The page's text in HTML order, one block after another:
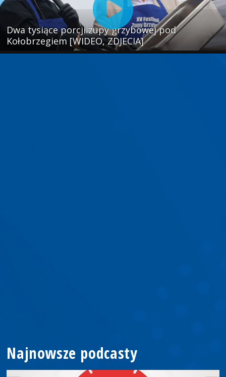
Dwa tysiące porcji zupy grzybowej pod
Kołobrzegiem [WIDEO, ZDJECIA]
Najnowsze podcasty